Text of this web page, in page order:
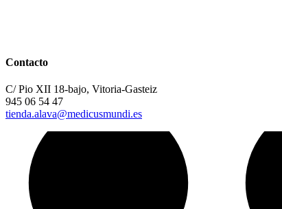
Contacto
C/ Pio XII 18-bajo, Vitoria-Gasteiz
945 06 54 47
tienda.alava@medicusmundi.es